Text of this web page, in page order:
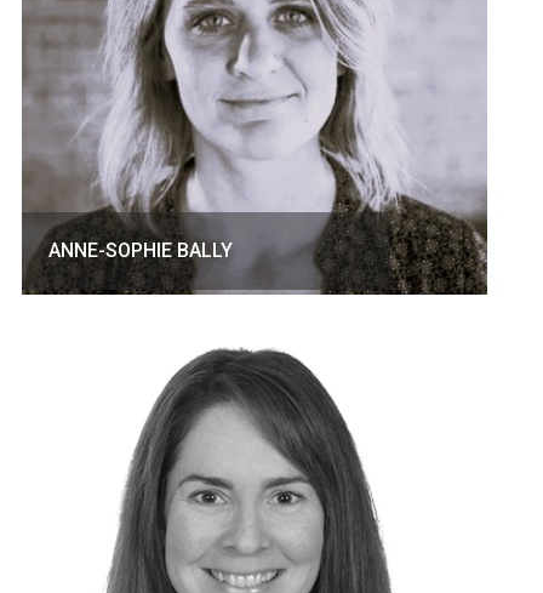
ANNE-SOPHIE BALLY